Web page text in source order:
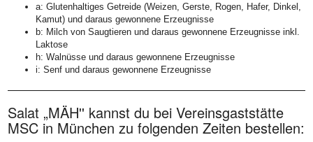
a: Glutenhaltiges Getreide (Weizen, Gerste, Rogen, Hafer, Dinkel,
Kamut) und daraus gewonnene Erzeugnisse
b: Milch von Saugtieren und daraus gewonnene Erzeugnisse inkl.
Laktose
h: Walnüsse und daraus gewonnene Erzeugnisse
i: Senf und daraus gewonnene Erzeugnisse
Salat „MÄH'' kannst du bei Vereinsgaststätte
MSC in München zu folgenden Zeiten bestellen: